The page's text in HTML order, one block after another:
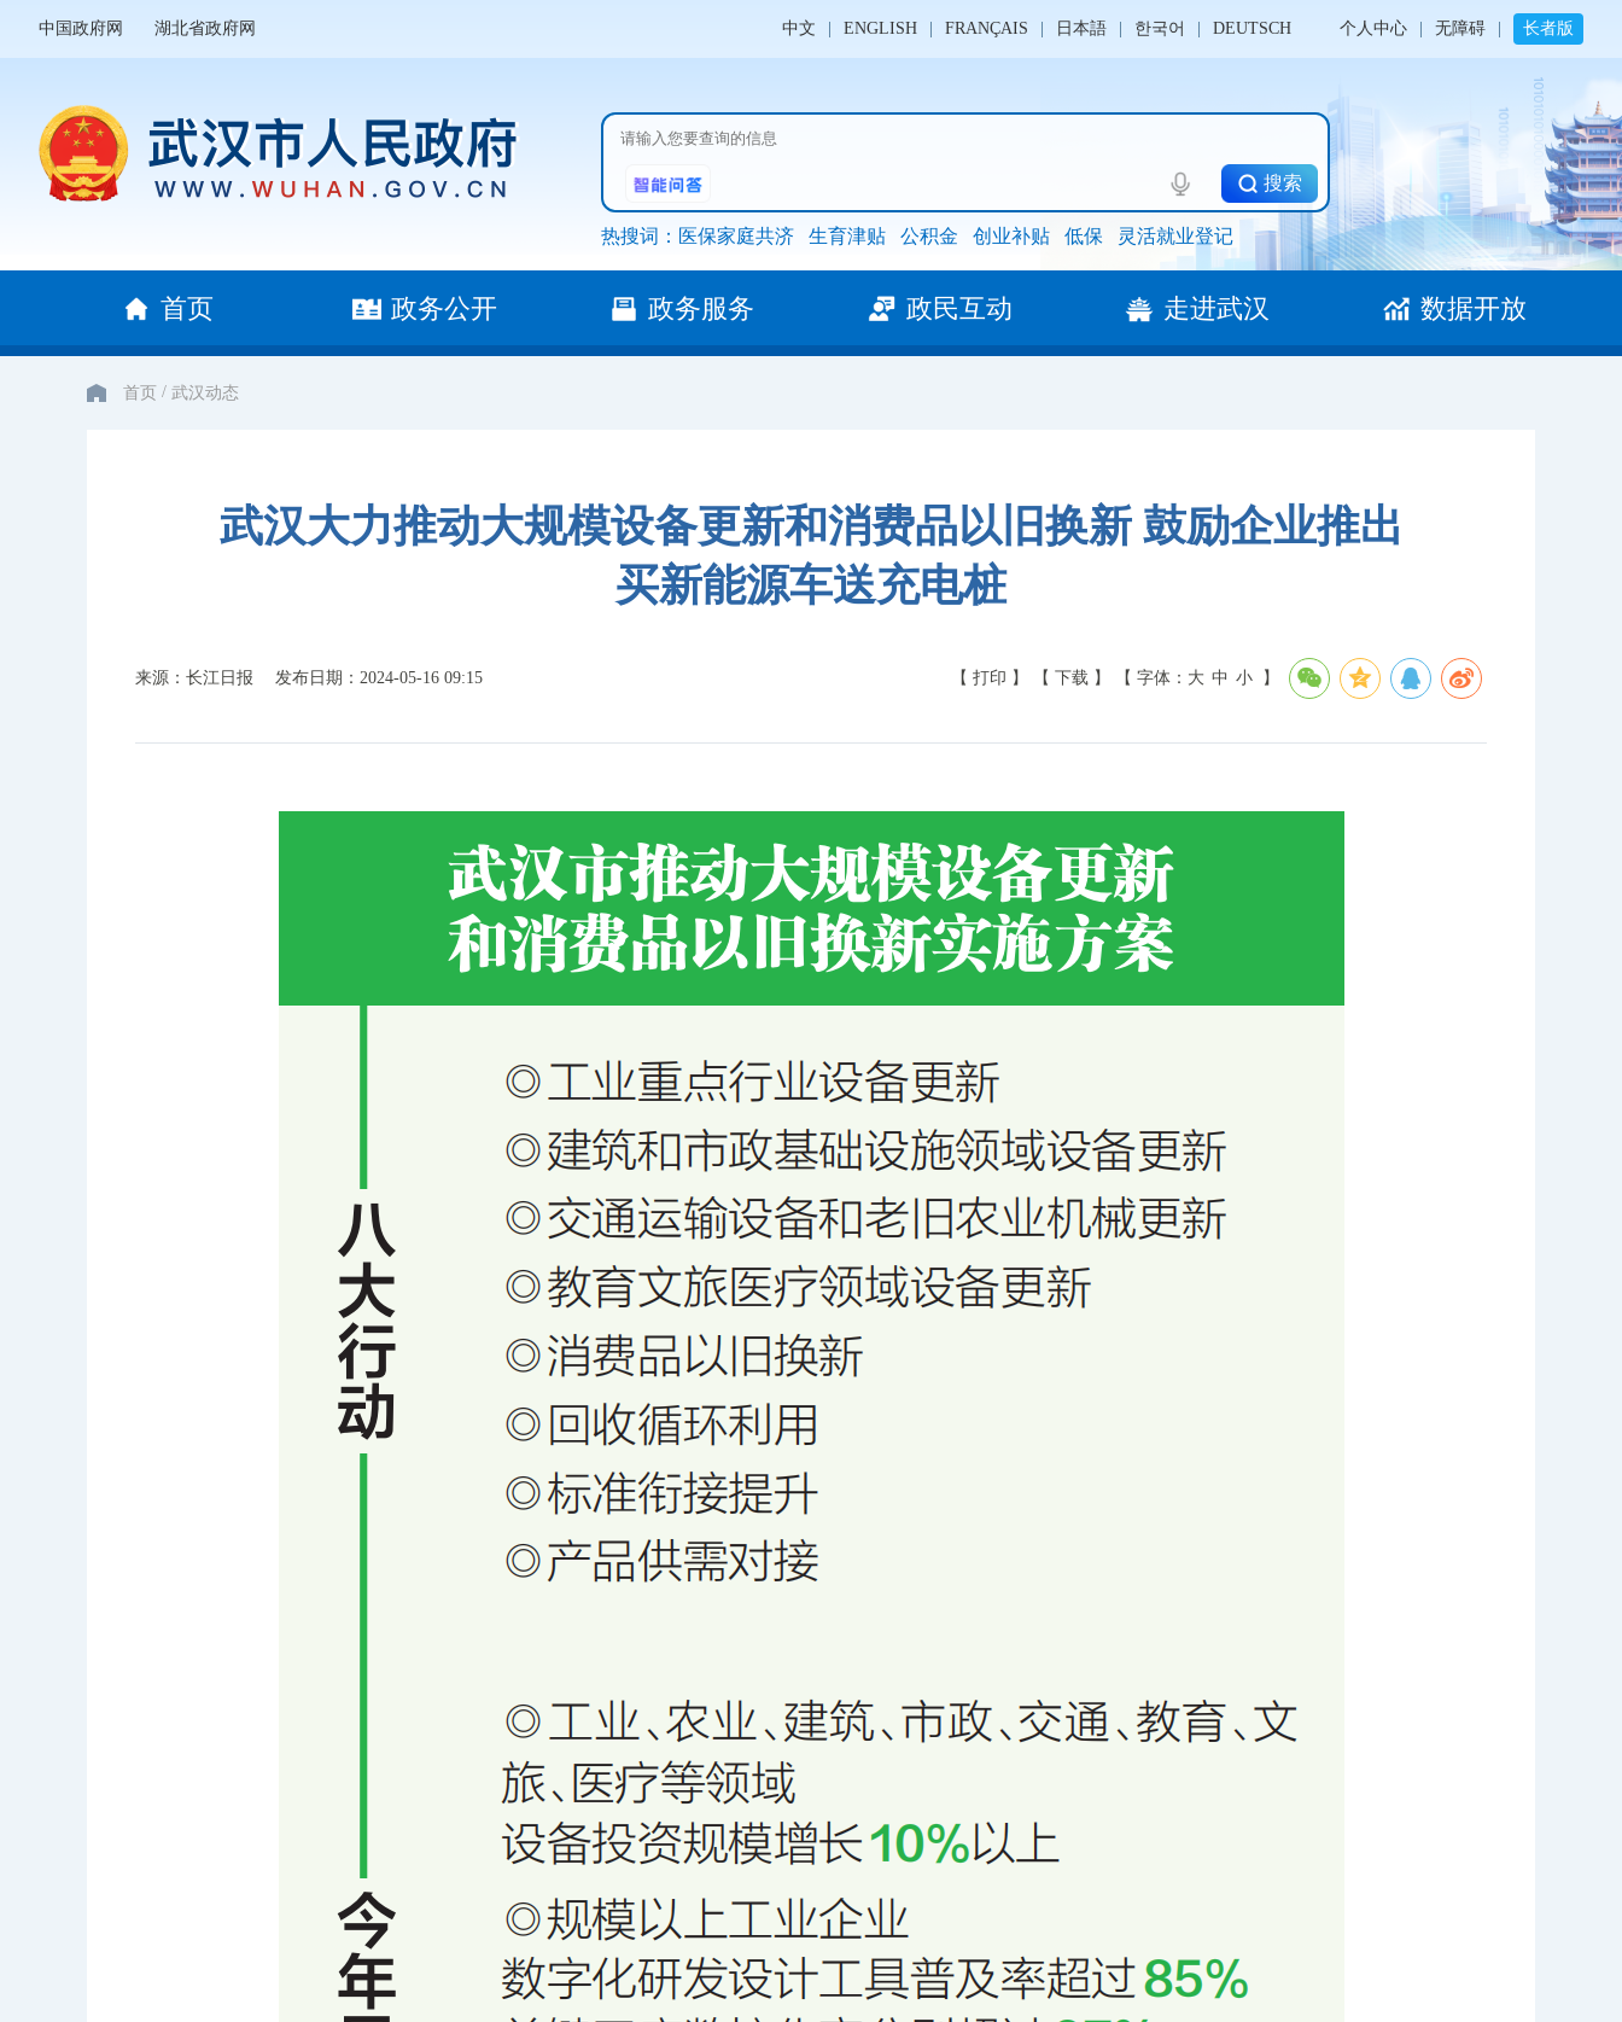
中国政府网 湖北省政府网 中文 ENGLISH FRANÇAIS 日本語 한국어 DEUTSCH 个人中心 无障碍 长者版
搜索
热搜词： 医保家庭共济 生育津贴 公积金 创业补贴 低保 灵活就业登记
首页 政务公开 政务服务 政民互动 走进武汉 数据开放
首页 / 武汉动态
武汉大力推动大规模设备更新和消费品以旧换新 鼓励企业推出
买新能源车送充电桩
来源：长江日报 发布日期：2024-05-16 09:15 【 打印 】 【 下载 】 【 字体： 大 中 小 】